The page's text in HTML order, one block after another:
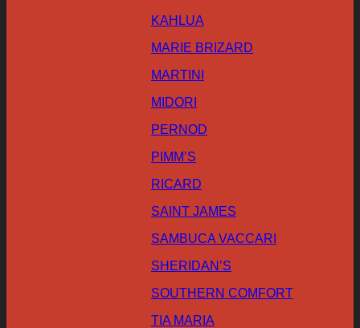
KAHLUA
MARIE BRIZARD
MARTINI
MIDORI
PERNOD
PIMM’S
RICARD
SAINT JAMES
SAMBUCA VACCARI
SHERIDAN’S
SOUTHERN COMFORT
TIA MARIA